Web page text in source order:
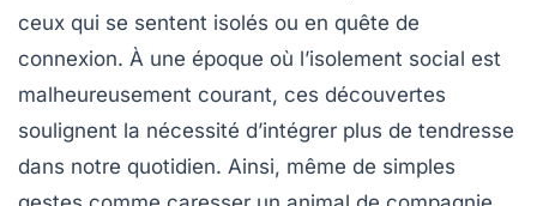
ceux qui se sentent isolés ou en quête de
connexion. À une époque où l’isolement social est
malheureusement courant, ces découvertes
soulignent la nécessité d’intégrer plus de tendresse
dans notre quotidien. Ainsi, même de simples